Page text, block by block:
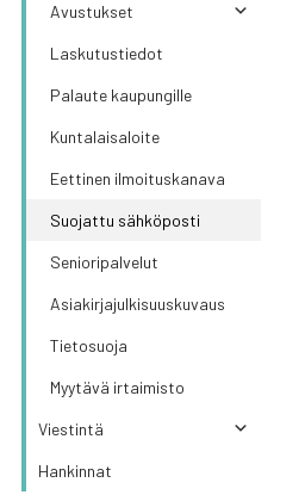
Avus­tuk­set
Las­ku­tus­tie­dot
Palau­te kau­pun­gil­le
Kun­ta­lais­aloi­te
Eet­ti­nen ilmoi­tus­ka­na­va
Suo­jat­tu säh­kö­pos­ti
Senio­ri­pal­ve­lut
Asia­kir­ja­jul­ki­suus­ku­vaus
Tie­to­suo­ja
Myy­tä­vä irtai­mis­to
Vies­tin­tä
Han­kin­nat